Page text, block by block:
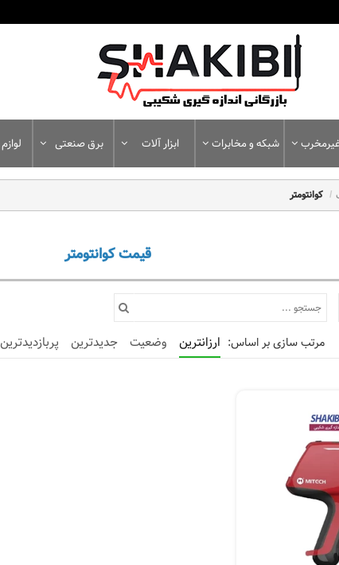
شبکه و مخابرات ابزار آلات برق صنعتی
کوانتومتر
قیمت کوانتومتر
ارزانترین وضعیت جدیدترین پربازدیدترین